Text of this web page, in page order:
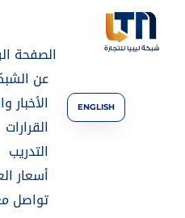
الصفحة
عن
الأخبار
القرارات
التدريب
أسعار
تواصل
ENGLISH